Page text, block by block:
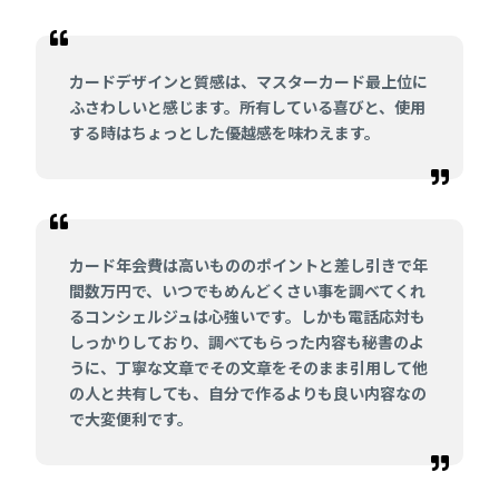
カードデザインと質感は、マスターカード最上位に
ふさわしいと感じます。所有している喜びと、使用
する時はちょっとした優越感を味わえます。
カード年会費は高いもののポイントと差し引きで年
間数万円で、いつでもめんどくさい事を調べてくれ
るコンシェルジュは心強いです。しかも電話応対も
しっかりしており、調べてもらった内容も秘書のよ
うに、丁寧な文章でその文章をそのまま引用して他
の人と共有しても、自分で作るよりも良い内容なの
で大変便利です。